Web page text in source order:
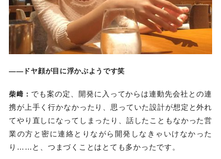
――ドヤ顔が目に浮かぶようです笑
柴﨑： でも案の定、開発に入ってからは連動先会社との連
携が上手く行かなかったり、思っていた設計が想定と外れ
てやり直しになってしまったり、話したこともなかった営
業の方と密に連絡とりながら開発しなきゃいけなかった
り……と、つまづくことはとても多かったです。